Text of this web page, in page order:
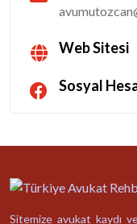
Web Sitesi
Sosyal
Sitemize avukat kaydı